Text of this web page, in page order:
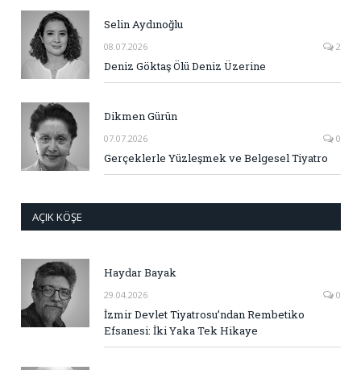
Selin Aydınoğlu
08.07.2026 2
Deniz Göktaş Ölü Deniz Üzerine
Dikmen Gürün
07.07.2026 0
Gerçeklerle Yüzleşmek ve Belgesel Tiyatro
AÇIK KÖŞE
Haydar Bayak
29.04.2026 0
İzmir Devlet Tiyatrosu’ndan Rembetiko
Efsanesi: İki Yaka Tek Hikaye